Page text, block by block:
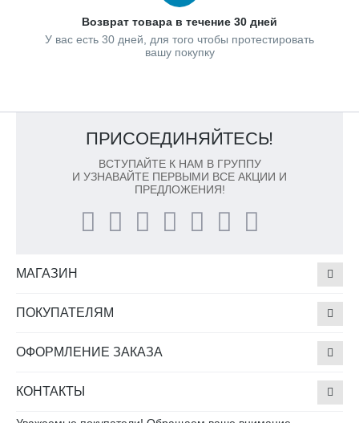
Возврат товара в течение 30 дней
У вас есть 30 дней, для того чтобы протестировать
вашу покупку
ПРИСОЕДИНЯЙТЕСЬ!
ВСТУПАЙТЕ К НАМ В ГРУППУ
И УЗНАВАЙТЕ ПЕРВЫМИ ВСЕ АКЦИИ И
ПРЕДЛОЖЕНИЯ!
МАГАЗИН
ПОКУПАТЕЛЯМ
ОФОРМЛЕНИЕ ЗАКАЗА
КОНТАКТЫ